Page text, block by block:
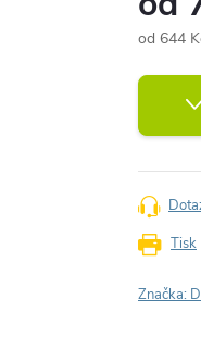
od 644
cena:
Tisk
Značka: